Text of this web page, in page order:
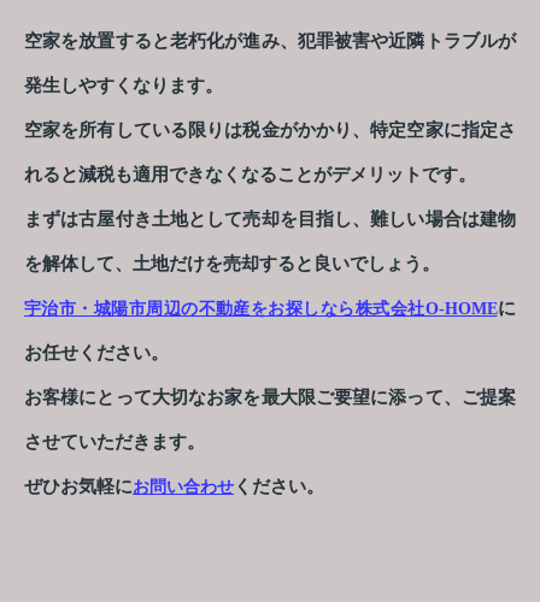
空家を放置すると老朽化が進み、犯罪被害や近隣トラブルが
発生しやすくなります。
空家を所有している限りは税金がかかり、特定空家に指定さ
れると減税も適用できなくなることがデメリットです。
まずは古屋付き土地として売却を目指し、難しい場合は建物
を解体して、土地だけを売却すると良いでしょう。
宇治市・城陽市周辺の不動産をお探しなら株式会社O-HOMEに
お任せください。
お客様にとって大切なお家を最大限ご要望に添って、ご提案
させていただきます。
ぜひお気軽にお問い合わせ ください。